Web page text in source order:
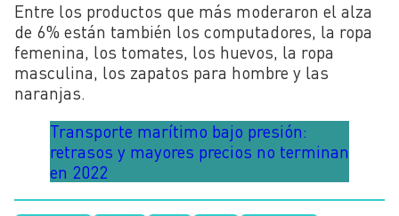
Entre los productos que más moderaron el alza
de 6% están también los computadores, la ropa
femenina, los tomates, los huevos, la ropa
masculina, los zapatos para hombre y las
naranjas.
Transporte marítimo bajo presión:
retrasos y mayores precios no terminan
en 2022